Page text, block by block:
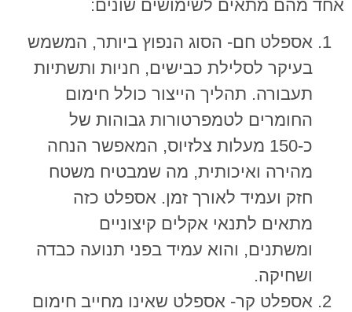
אחד מהם מתאים לשימושים שונים:
אספלט חם- הסוג הנפוץ ביותר, המשמש
בעיקר לסלילת כבישים, חניות ותשתיות
תעבורה. תהליך הייצור כולל חימום
החומרים לטמפרטורות גבוהות של
כ-150 מעלות צלזיוס, המאפשר הנחה
מהירה ואיכותית, מה שמבטיח משטח
חזק ועמיד לאורך זמן. אספלט כזה
מתאים לתנאי אקלים קיצוניים
ומשתנים, והוא עמיד בפני תנועה כבדה
ושחיקה.
אספלט קר- אספלט שאינו מחייב חימום